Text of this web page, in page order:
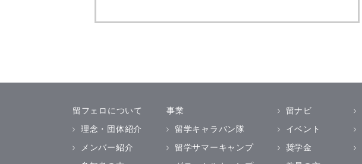
留フェロについて
理念・団体紹介
メンバー紹介
事業
留学キャラバン隊
留学サマーキャンプ
留ナビ
イベント
奨学金